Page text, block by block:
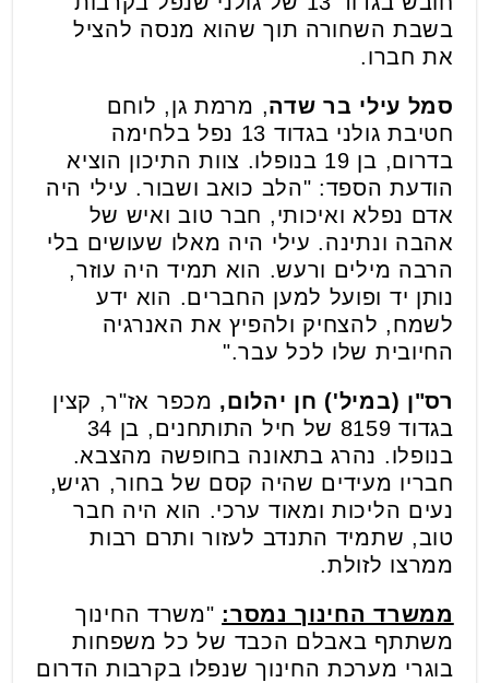
בשבת השחורה תוך שהוא מנסה להציל
את חברו.
סמל עילי בר שדה, מרמת גן, לוחם
חטיבת גולני בגדוד 13 נפל בלחימה
בדרום, בן 19 בנופלו. צוות התיכון הוציא
הודעת הספד: "הלב כואב ושבור. עילי היה
אדם נפלא ואיכותי, חבר טוב ואיש של
אהבה ונתינה. עילי היה מאלו שעושים בלי
הרבה מילים ורעש. הוא תמיד היה עוזר,
נותן יד ופועל למען החברים. הוא ידע
לשמח, להצחיק ולהפיץ את האנרגיה
החיובית שלו לכל עבר."
רס"ן (במיל') חן יהלום, מכפר אז"ר, קצין
בגדוד 8159 של חיל התותחנים, בן 34
בנופלו. נהרג בתאונה בחופשה מהצבא.
חבריו מעידים שהיה קסם של בחור, רגיש,
נעים הליכות ומאוד ערכי. הוא היה חבר
טוב, שתמיד התנדב לעזור ותרם רבות
ממרצו לזולת.
ממשרד החינוך נמסר: "משרד החינוך
משתתף באבלם הכבד של כל משפחות
בוגרי מערכת החינוך שנפלו בקרבות הדרום